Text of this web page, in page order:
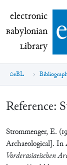
electronic
electronic
Babylonian
Library e
eBL
Reference:
Strommenger, E.
Archaeological]. In
Vorderasiatischen